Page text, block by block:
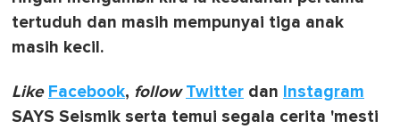
tertuduh dan masih mempunyai tiga anak
masih kecil.
Like Facebook, follow Twitter dan Instagram
SAYS Seismik serta temui segala cerita 'mesti